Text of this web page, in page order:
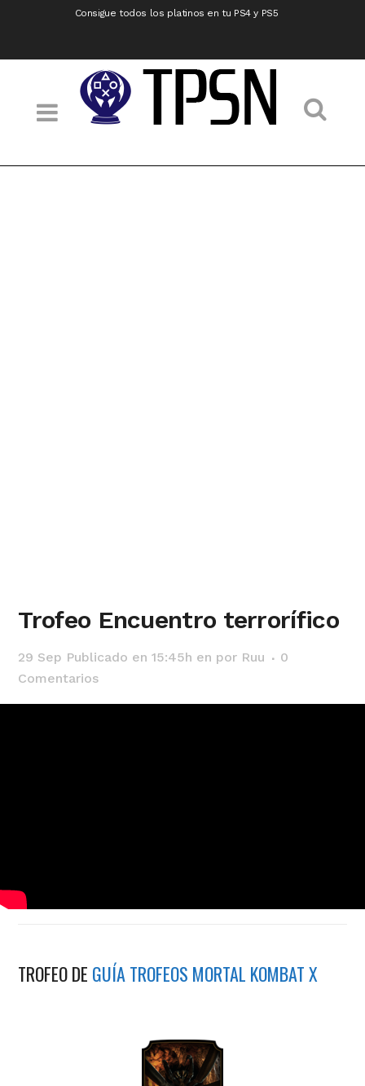
Consigue todos los platinos en tu PS4 y PS5
Trofeo Encuentro terrorífico
29 Sep Publicado en 15:45h en por Ruu
0
Comentarios
TROFEO DE GUÍA TROFEOS MORTAL KOMBAT X